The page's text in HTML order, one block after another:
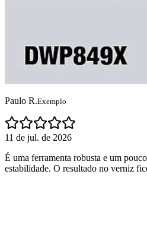
Paulo R.Exemplo
11 de jul. de 2026
É uma ferramenta robusta e um
estabilidade. O resultado no verniz